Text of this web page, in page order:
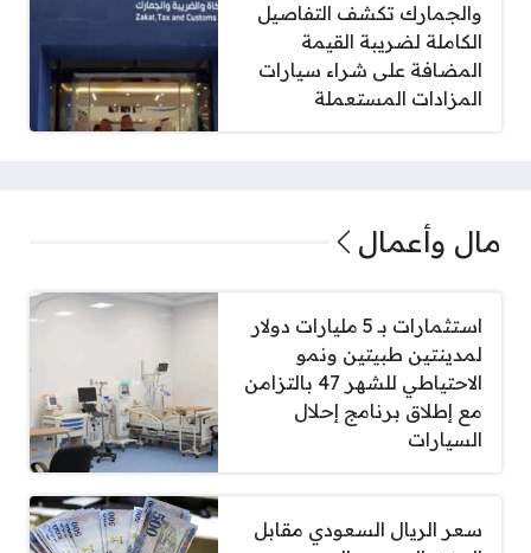
والجمارك تكشف التفاصيل
الكاملة لضريبة القيمة
المضافة على شراء سيارات
المزادات المستعملة
مال وأعمال
استثمارات بـ 5 مليارات دولار
لمدينتين طبيتين ونمو
الاحتياطي للشهر 47 بالتزامن
مع إطلاق برنامج إحلال
السيارات
سعر الريال السعودي مقابل